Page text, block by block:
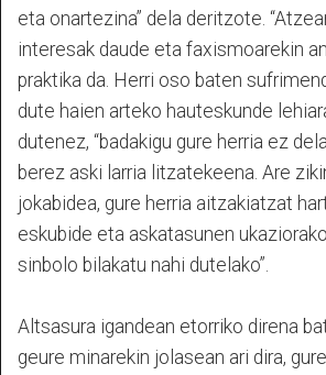
eta onartezina” dela deritzote.
interesak daude eta faxismoarekin
praktika da. Herri oso baten
dute haien arteko hauteskunde
dutenez, “badakigu gure herria ez
berez aski larria litzatekeena. Are
jokabidea, gure herria aitzakiatzat
eskubide eta askatasunen
sinbolo bilakatu nahi dutelako”.
Altsasura igandean etorriko direna
geure minarekin jolasean ari dira,